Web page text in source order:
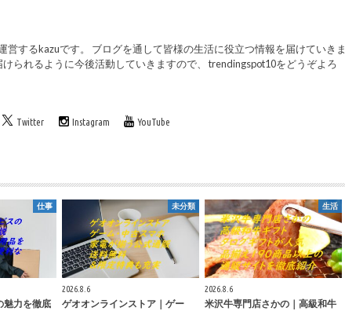
営するkazuです。 ブログを通して皆様の生活に役立つ情報を届けていきま
られるように今後活動していきますので、 trendingspot10をどうぞよろ
Twitter Instagram YouTube
仕事
魅力を徹底
未分類
2026.8.6
ゲオオンラインストア｜ゲー
生活
2026.8.6
米沢牛専門店さかの｜高級和牛